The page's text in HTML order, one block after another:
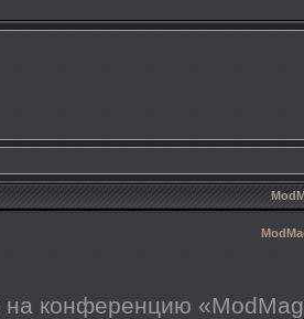
на конференцию